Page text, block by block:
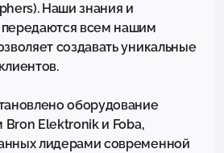
Наши знания и
всем нашим
создавать уникальные
оборудование
Elektronik и Foba,
лидерами современной